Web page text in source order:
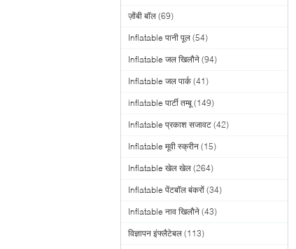
ज़ोंबी बॉल (69)
Inflatable पानी पूल (54)
Inflatable जल खिलौने (94)
Inflatable जल पार्क (41)
inflatable पार्टी तम्बू (149)
Inflatable प्रकाश सजावट (42)
Inflatable मूवी स्क्रीन (15)
Inflatable खेल खेल (264)
Inflatable पेंटबॉल बंकरों (34)
Inflatable नाव खिलौने (43)
विज्ञापन इंफ्लैटेबल (113)